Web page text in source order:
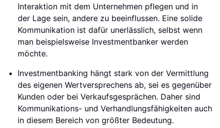
Interaktion mit dem Unternehmen pflegen und in
der Lage sein, andere zu beeinflussen. Eine solide
Kommunikation ist dafür unerlässlich, selbst wenn
man beispielsweise Investmentbanker werden
möchte.
Investmentbanking hängt stark von der Vermittlung
des eigenen Wertversprechens ab, sei es gegenüber
Kunden oder bei Verkaufsgesprächen. Daher sind
Kommunikations- und Verhandlungsfähigkeiten auch
in diesem Bereich von größter Bedeutung.